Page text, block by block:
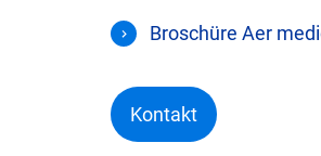
Broschüre Aer
Kontakt